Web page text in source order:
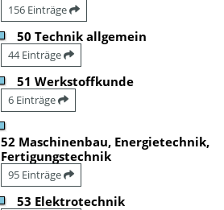
156 Einträge
50 Technik allgemein
44 Einträge
51 Werkstoffkunde
6 Einträge
52 Maschinenbau, Energietechnik,
Fertigungstechnik
95 Einträge
53 Elektrotechnik